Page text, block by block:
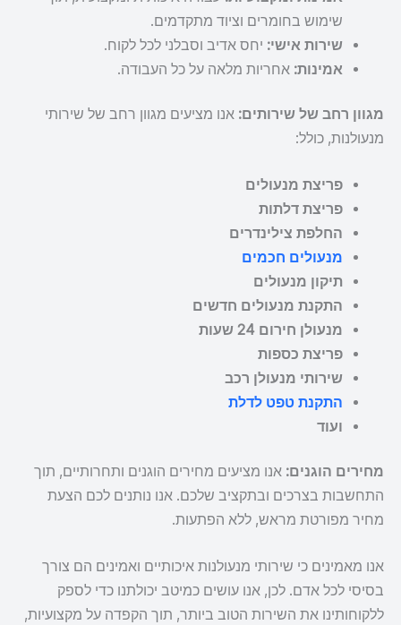
שימוש בחומרים וציוד מתקדמים.
שירות אישי: יחס אדיב וסבלני לכל לקוח.
אמינות: אחריות מלאה על כל העבודה.
מגוון רחב של שירותים: אנו מציעים מגוון רחב של שירותי
מנעולנות, כולל:
פריצת מנעולים
פריצת דלתות
החלפת צילינדרים
מנעולים חכמים
תיקון מנעולים
התקנת מנעולים חדשים
מנעולן חירום 24 שעות
פריצת כספות
שירותי מנעולן רכב
התקנת טפט לדלת
ועוד
מחירים הוגנים: אנו מציעים מחירים הוגנים ותחרותיים, תוך
התחשבות בצרכים ובתקציב שלכם. אנו נותנים לכם הצעת
מחיר מפורטת מראש, ללא הפתעות.
אנו מאמינים כי שירותי מנעולנות איכותיים ואמינים הם צורך
בסיסי לכל אדם. לכן, אנו עושים כמיטב יכולתנו כדי לספק
ללקוחותינו את השירות הטוב ביותר, תוך הקפדה על מקצועיות,